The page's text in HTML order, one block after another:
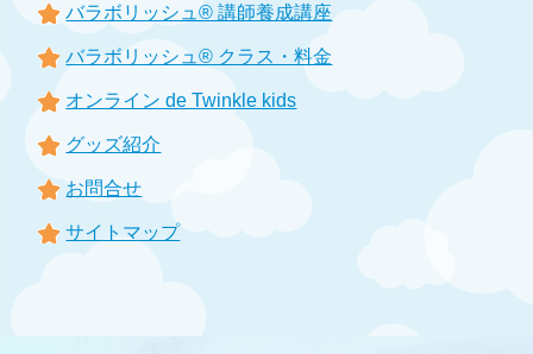
バラボリッシュ® 講師養成講座
バラボリッシュ® クラス・料金
オンライン de Twinkle kids
グッズ紹介
お問合せ
サイトマップ